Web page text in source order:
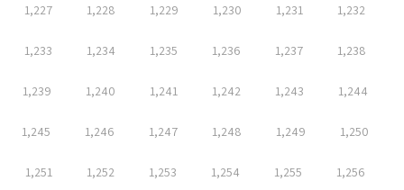
1,227 1,228 1,229 1,230 1,231 1,232
1,233 1,234 1,235 1,236 1,237 1,238
1,239 1,240 1,241 1,242 1,243 1,244
1,245 1,246 1,247 1,248 1,249 1,250
1,251 1,252 1,253 1,254 1,255 1,256